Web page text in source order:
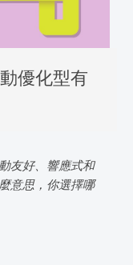
優化型有
友好、響應式和
意思，你選擇哪